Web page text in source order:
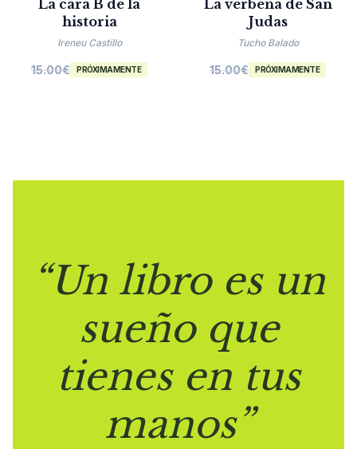
La cara B de la
historia
Ireneu Castillo
15.00€ PRÓXIMAMENTE
La verbena de San
Judas
Tucho Balado
15.00€ PRÓXIMAMENTE
“Un libro es un
sueño que
tienes en tus
manos”